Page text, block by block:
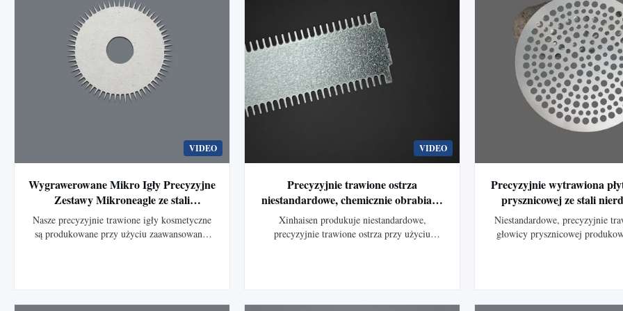
VIDEO
Wygrawerowane Mikro Igły Precyzyjne
Zestawy Mikroneagle ze stali
nierdzewnej
Nasze precyzyjnie trawione igły kosmetyczne
są produkowane przy użyciu zaawansowanej
nierdzewnej i innych materiałów metalowych,
VIDEO
Precyzyjnie trawione ostrza
niestandardowe, chemicznie obrabiane
ostrza ze stali nierdzewnej
Xinhaisen produkuje niestandardowe,
precyzyjnie trawione ostrza przy użyciu
zastosowań medycznych, przemysłowych,
Precyzyjnie wytrawiona
prysznicowej ze stali
tarczą natryskową z
Niestandardowe, precyzyjnie
głowicy prysznicowej
wody, dostępne rozmiary i